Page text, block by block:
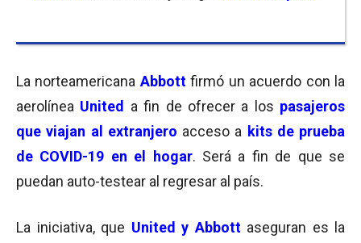
La norteamericana Abbott firmó un acuerdo con la
aerolínea United a fin de ofrecer a los pasajeros
que viajan al extranjero acceso a kits de prueba
de COVID-19 en el hogar. Será a fin de que se
puedan auto-testear al regresar al país.
La iniciativa, que United y Abbott aseguran es la